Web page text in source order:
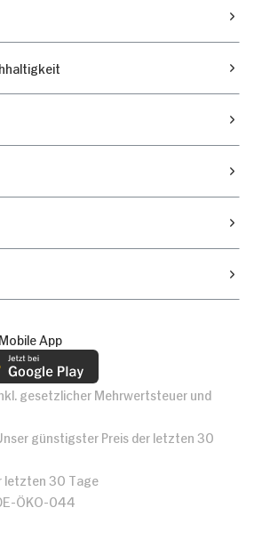
App
gesetzlicher Mehrwertsteuer und
günstigster Preis der letzten 30
letzten 30 Tage
ÖKO-044